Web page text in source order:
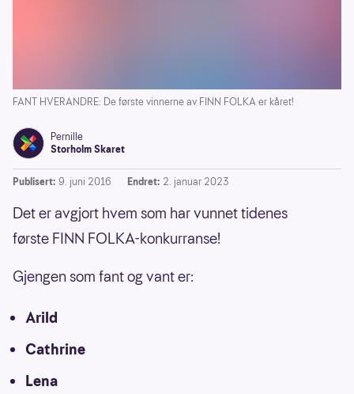
FANT HVERANDRE: De første vinnerne av FINN FOLKA er kåret!
Pernille
Storholm Skaret
Publisert: 9. juni 2016 Endret: 2. januar 2023
Det er avgjort hvem som har vunnet tidenes
første FINN FOLKA-konkurranse!
Gjengen som fant og vant er:
Arild
Cathrine
Lena